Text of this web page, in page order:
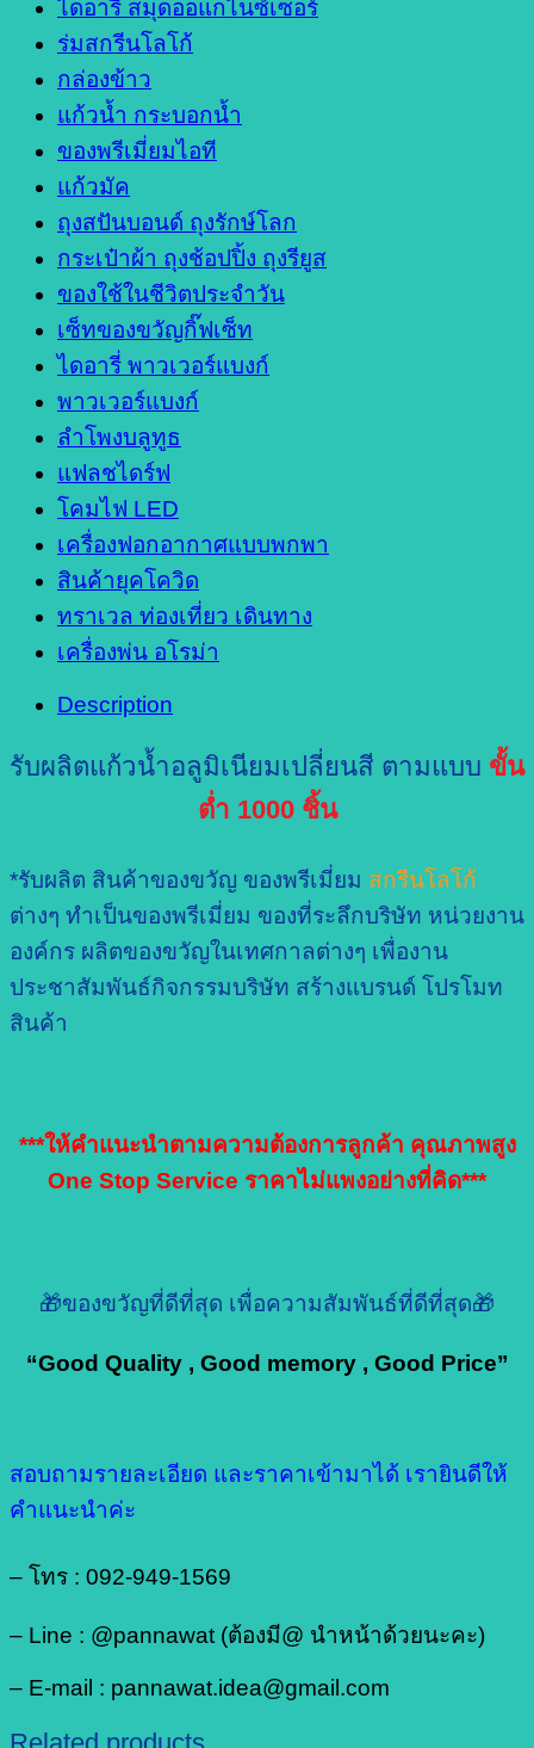
ไดอารี่ สมุดออแกไนซ์เซอร์
ร่มสกรีนโลโก้
กล่องข้าว
แก้วน้ำ กระบอกน้ำ
ของพรีเมี่ยมไอที
แก้วมัค
ถุงสปันบอนด์ ถุงรักษ์โลก
กระเป๋าผ้า ถุงช้อปปิ้ง ถุงรียูส
ของใช้ในชีวิตประจำวัน
เซ็ทของขวัญกิ๊ฟเซ็ท
ไดอารี่ พาวเวอร์แบงก์
พาวเวอร์แบงก์
ลำโพงบลูทูธ
แฟลชไดร์ฟ
โคมไฟ LED
เครื่องฟอกอากาศแบบพกพา
สินค้ายุคโควิด
ทราเวล ท่องเที่ยว เดินทาง
เครื่องพ่น อโรม่า
Description
รับผลิตแก้วน้ำอลูมิเนียมเปลี่ยนสี ตามแบบ ขั้น
ต่ำ 1000 ชิ้น
*รับผลิต สินค้าของขวัญ ของพรีเมี่ยม สกรีนโลโก้
ต่างๆ ทำเป็นของพรีเมี่ยม ของที่ระลึกบริษัท หน่วยงาน
องค์กร ผลิตของขวัญในเทศกาลต่างๆ เพื่องาน
ประชาสัมพันธ์กิจกรรมบริษัท สร้างแบรนด์ โปรโมท
สินค้า
***ให้คำแนะนำตามความต้องการลูกค้า คุณภาพสูง
One Stop Service ราคาไม่แพงอย่างที่คิด***
🎁ของขวัญที่ดีที่สุด เพื่อความสัมพันธ์ที่ดีที่สุด🎁
“Good Quality , Good memory , Good Price”
สอบถามรายละเอียด และราคาเข้ามาได้ เรายินดีให้
คำแนะนำค่ะ
– โทร : 092-949-1569
– Line : @pannawat (ต้องมี@ นำหน้าด้วยนะคะ)
– E-mail : pannawat.idea@gmail.com